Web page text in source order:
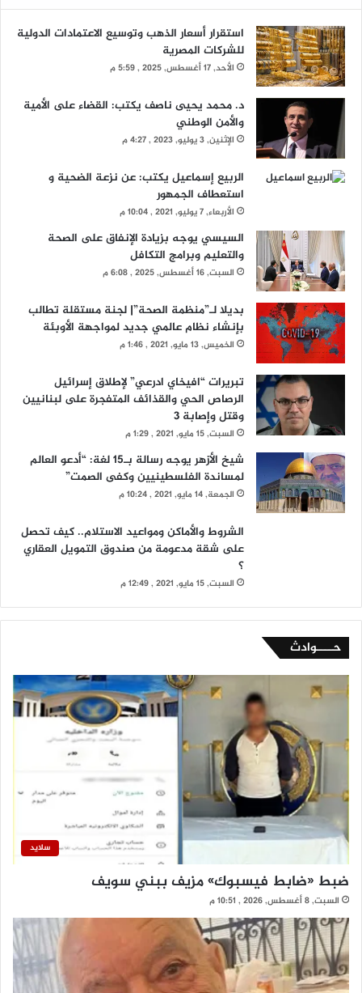
استقرار أسعار الذهب وتوسيع الاعتمادات الدولية
للشركات المصرية
الأحد, 17 أغسطس, 2025 , 5:59 م
د. محمد يحيى ناصف يكتب: القضاء على الأمية
والأمن الوطني
الإثنين, 3 يوليو, 2023 , 4:27 م
الربيع إسماعيل يكتب: عن نزعة الضحية و
استعطاف الجمهور
الأربعاء, 7 يوليو, 2021 , 10:04 م
السيسي يوجه بزيادة الإنفاق على الصحة
والتعليم وبرامج التكافل
السبت, 16 أغسطس, 2025 , 6:08 م
بديلا لـ”منظمة الصحة”| لجنة مستقلة تطالب
بإنشاء نظام عالمي جديد لمواجهة الأوبئة
الخميس, 13 مايو, 2021 , 1:46 م
تبريرات “افيخاي ادرعي” لإطلاق إسرائيل
الرصاص الحي والقذائف المتفجرة على لبنانيين
وقتل وإصابة 3
السبت, 15 مايو, 2021 , 1:29 م
شيخ الأزهر يوجه رسالة بـ15 لغة: “أدعو العالم
لمساندة الفلسطينيين وكفى الصمت”
الجمعة, 14 مايو, 2021 , 10:24 م
الشروط والأماكن ومواعيد الاستلام.. كيف تحصل
على شقة مدعومة من صندوق التمويل العقاري
؟
السبت, 15 مايو, 2021 , 12:49 م
حــــوادث
سلايد
ضبط «ضابط فيسبوك» مزيف ببني سويف
السبت, 8 أغسطس, 2026 , 10:51 م